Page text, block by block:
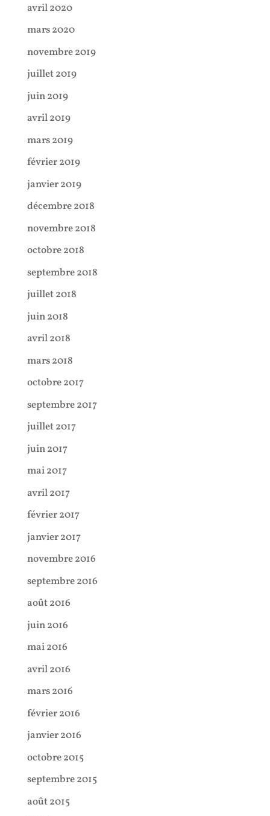
avril 2020
mars 2020
novembre 2019
juillet 2019
juin 2019
avril 2019
mars 2019
février 2019
janvier 2019
décembre 2018
novembre 2018
octobre 2018
septembre 2018
juillet 2018
juin 2018
avril 2018
mars 2018
octobre 2017
septembre 2017
juillet 2017
juin 2017
mai 2017
avril 2017
février 2017
janvier 2017
novembre 2016
septembre 2016
août 2016
juin 2016
mai 2016
avril 2016
mars 2016
février 2016
janvier 2016
octobre 2015
septembre 2015
août 2015